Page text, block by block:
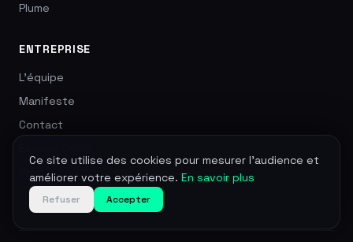
Ce site utilise des cookies pour mesurer l'audience et
améliorer votre expérience. En savoir plus
Refuser Accepter
Plume
ENTREPRISE
L'équipe
Manifeste
Contact
Prendre RDV →